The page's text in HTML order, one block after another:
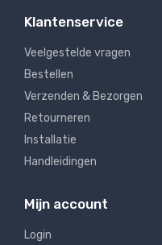
Klantenservice
Veelgestelde vragen
Bestellen
Verzenden & Bezorgen
Retourneren
Installatie
Handleidingen
Mijn account
Login